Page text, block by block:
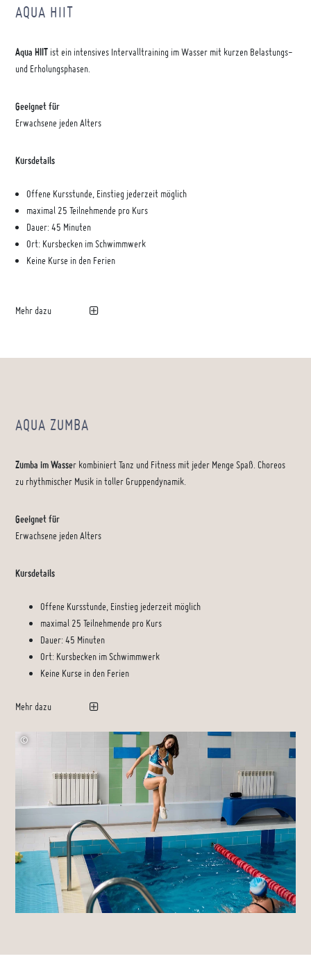
AQUA HIIT
Aqua HIIT ist ein intensives Intervalltraining im Wasser mit kurzen Belastungs-
und Erholungsphasen.
Geeignet für
Erwachsene jeden Alters
Kursdetails
Offene Kursstunde, Einstieg jederzeit möglich
maximal 25 Teilnehmende pro Kurs
Dauer: 45 Minuten
Ort: Kursbecken im Schwimmwerk
Keine Kurse in den Ferien
Mehr dazu
©
AQUA ZUMBA
Zumba im Wasser kombiniert Tanz und Fitness mit jeder Menge Spaß. Choreos
zu rhythmischer Musik in toller Gruppendynamik.
Geeignet für
Erwachsene jeden Alters
Kursdetails
Offene Kursstunde, Einstieg jederzeit möglich
maximal 25 Teilnehmende pro Kurs
Dauer: 45 Minuten
Ort: Kursbecken im Schwimmwerk
Keine Kurse in den Ferien
Mehr dazu